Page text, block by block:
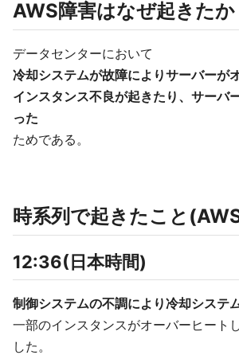
AWS障害はなぜ起きたか
データセンターにおいて
冷却システムが故障によりサーバーが
インスタンス不良が起きたり、サーバ
った
ためである。
時系列で起きたこと
12:36(日本時間)
制御システムの不調により冷却システ
一部のインスタンスがオーバーヒート
した。